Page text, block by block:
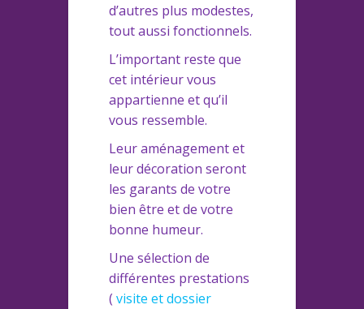
d’autres plus modestes,
tout aussi fonctionnels.
L’important reste que
cet intérieur vous
appartienne et qu’il
vous ressemble.
Leur aménagement et
leur décoration seront
les garants de votre
bien être et de votre
bonne humeur.
Une sélection de
différentes prestations
( visite et dossier